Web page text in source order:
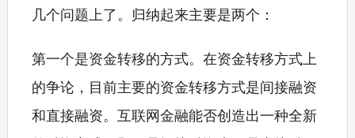
几个问题上了。归纳起来主要是两个：
第一个是资金转移的方式。在资金转移方式上
的争论，目前主要的资金转移方式是间接融资
和直接融资。互联网金融能否创造出一种全新